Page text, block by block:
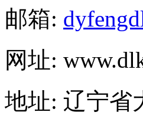
邮箱:
网址:
地址: 辽宁省